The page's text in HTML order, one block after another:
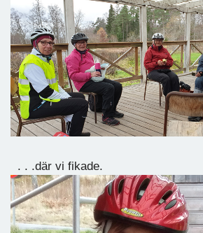
. . .där vi fikade.